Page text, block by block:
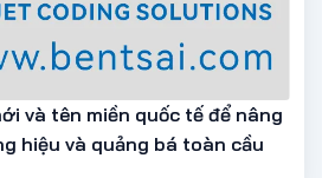
và tên miền quốc tế để nâng
hiệu và quảng bá toàn cầu